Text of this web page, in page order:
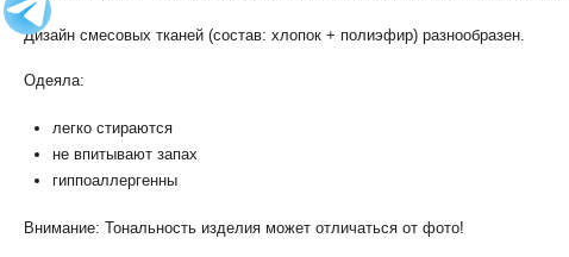
Дизайн смесовых тканей (состав: хлопок + полиэфир) разнообразен.
Одеяла:
легко стираются
не впитывают запах
гиппоаллергенны
Внимание: Тональность изделия может отличаться от фото!